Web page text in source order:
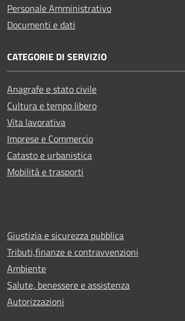
Personale Amministrativo
Documenti e dati
CATEGORIE DI SERVIZIO
Anagrafe e stato civile
Cultura e tempo libero
Vita lavorativa
Imprese e Commercio
Catasto e urbanistica
Mobilità e trasporti
Giustizia e sicurezza pubblica
Tributi,finanze e contravvenzioni
Ambiente
Salute, benessere e assistenza
Autorizzazioni